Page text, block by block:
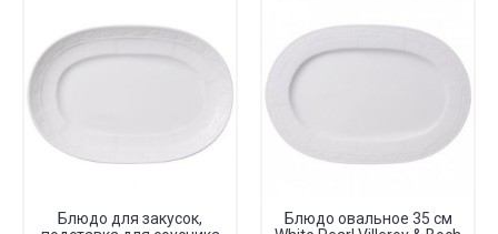
Блюдо для закусок,
Блюдо овальное 35 см